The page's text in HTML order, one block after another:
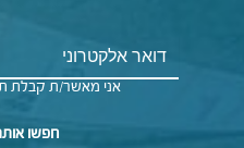
אני מאשר/ת קבלת
חפשו